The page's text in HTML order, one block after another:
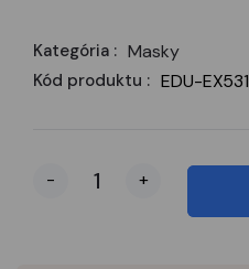
Kategória : Masky
Kód produktu : EDU-EX531
- +